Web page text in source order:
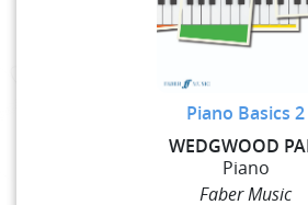
Piano Basics 2
WEDGWOOD
Piano
Faber Music